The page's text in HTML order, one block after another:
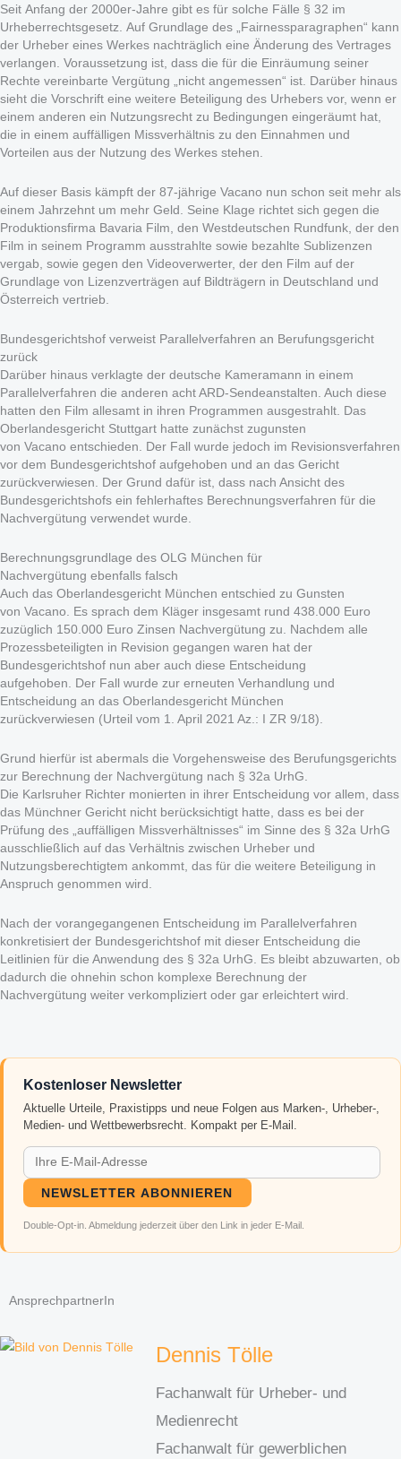
Seit Anfang der 2000er-Jahre gibt es für solche Fälle § 32 im
Urheberrechtsgesetz. Auf Grundlage des „Fairnessparagraphen“ kann
der Urheber eines Werkes nachträglich eine Änderung des Vertrages
verlangen. Voraussetzung ist, dass die für die Einräumung seiner
Rechte vereinbarte Vergütung „nicht angemessen“ ist. Darüber hinaus
sieht die Vorschrift eine weitere Beteiligung des Urhebers vor, wenn er
einem anderen ein Nutzungsrecht zu Bedingungen eingeräumt hat,
die in einem auffälligen Missverhältnis zu den Einnahmen und
Vorteilen aus der Nutzung des Werkes stehen.
Auf dieser Basis kämpft der 87-jährige Vacano nun schon seit mehr als
einem Jahrzehnt um mehr Geld. Seine Klage richtet sich gegen die
Produktionsfirma Bavaria Film, den Westdeutschen Rundfunk, der den
Film in seinem Programm ausstrahlte sowie bezahlte Sublizenzen
vergab, sowie gegen den Videoverwerter, der den Film auf der
Grundlage von Lizenzverträgen auf Bildträgern in Deutschland und
Österreich vertrieb.
Bundesgerichtshof verweist Parallelverfahren an Berufungsgericht
zurück
Darüber hinaus verklagte der deutsche Kameramann in einem
Parallelverfahren die anderen acht ARD-Sendeanstalten. Auch diese
hatten den Film allesamt in ihren Programmen ausgestrahlt. Das
Oberlandesgericht Stuttgart hatte zunächst zugunsten
von Vacano entschieden. Der Fall wurde jedoch im Revisionsverfahren
vor dem Bundesgerichtshof aufgehoben und an das Gericht
zurückverwiesen. Der Grund dafür ist, dass nach Ansicht des
Bundesgerichtshofs ein fehlerhaftes Berechnungsverfahren für die
Nachvergütung verwendet wurde.
Berechnungsgrundlage des OLG München für
Nachvergütung ebenfalls falsch
Auch das Oberlandesgericht München entschied zu Gunsten
von Vacano. Es sprach dem Kläger insgesamt rund 438.000 Euro
zuzüglich 150.000 Euro Zinsen Nachvergütung zu. Nachdem alle
Prozessbeteiligten in Revision gegangen waren hat der
Bundesgerichtshof nun aber auch diese Entscheidung
aufgehoben. Der Fall wurde zur erneuten Verhandlung und
Entscheidung an das Oberlandesgericht München
zurückverwiesen (Urteil vom 1. April 2021 Az.: I ZR 9/18).
Grund hierfür ist abermals die Vorgehensweise des Berufungsgerichts
zur Berechnung der Nachvergütung nach § 32a UrhG.
Die Karlsruher Richter monierten in ihrer Entscheidung vor allem, dass
das Münchner Gericht nicht berücksichtigt hatte, dass es bei der
Prüfung des „auffälligen Missverhältnisses“ im Sinne des § 32a UrhG
ausschließlich auf das Verhältnis zwischen Urheber und
Nutzungsberechtigtem ankommt, das für die weitere Beteiligung in
Anspruch genommen wird.
Nach der vorangegangenen Entscheidung im Parallelverfahren
konkretisiert der Bundesgerichtshof mit dieser Entscheidung die
Leitlinien für die Anwendung des § 32a UrhG. Es bleibt abzuwarten, ob
dadurch die ohnehin schon komplexe Berechnung der
Nachvergütung weiter verkompliziert oder gar erleichtert wird.
Kostenloser Newsletter
Aktuelle Urteile, Praxistipps und neue Folgen aus Marken-, Urheber-,
Medien- und Wettbewerbsrecht. Kompakt per E-Mail.
NEWSLETTER ABONNIEREN
Double-Opt-in. Abmeldung jederzeit über den Link in jeder E-Mail.
AnsprechpartnerIn
Dennis Tölle
Fachanwalt für Urheber- und
Medienrecht
Fachanwalt für gewerblichen